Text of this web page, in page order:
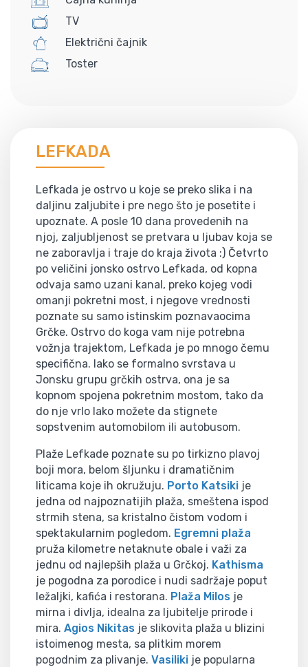
TV
Električni čajnik
Toster
LEFKADA
Lefkada je ostrvo u koje se preko slika i na
daljinu zaljubite i pre nego što je posetite i
upoznate. A posle 10 dana provedenih na
njoj, zaljubljenost se pretvara u ljubav koja se
ne zaboravlja i traje do kraja života :) Četvrto
po veličini jonsko ostrvo Lefkada, od kopna
odvaja samo uzani kanal, preko kojeg vodi
omanji pokretni most, i njegove vrednosti
poznate su samo istinskim poznavaocima
Grčke. Ostrvo do koga vam nije potrebna
vožnja trajektom, Lefkada je po mnogo čemu
specifična. Iako se formalno svrstava u
Jonsku grupu grčkih ostrva, ona je sa
kopnom spojena pokretnim mostom, tako da
do nje vrlo lako možete da stignete
sopstvenim automobilom ili autobusom.
Plaže Lefkade poznate su po tirkizno plavoj
boji mora, belom šljunku i dramatičnim
liticama koje ih okružuju. Porto Katsiki je
jedna od najpoznatijih plaža, smeštena ispod
strmih stena, sa kristalno čistom vodom i
spektakularnim pogledom. Egremni plaža
pruža kilometre netaknute obale i važi za
jednu od najlepših plaža u Grčkoj. Kathisma
je pogodna za porodice i nudi sadržaje poput
ležaljki, kafića i restorana. Plaža Milos je
mirna i divlja, idealna za ljubitelje prirode i
mira. Agios Nikitas je slikovita plaža u blizini
istoimenog mesta, sa plitkim morem
pogodnim za plivanje. Vasiliki je popularna